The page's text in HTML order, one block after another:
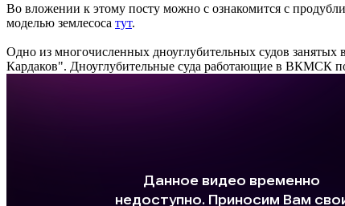
Во вложении к этому посту можно с ознакомится с
моделью землесоса тут.
Одно из многочисленных дноуглубительных судов
Кардаков". Дноуглубительные суда работающие в ВКМСК